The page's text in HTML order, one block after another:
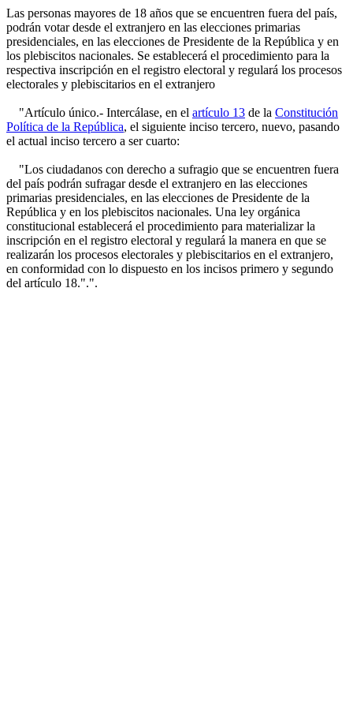
Las personas mayores de 18 años que se encuentren fuera del país,
podrán votar desde el extranjero en las elecciones primarias
presidenciales, en las elecciones de Presidente de la República y en
los plebiscitos nacionales. Se establecerá el procedimiento para la
respectiva inscripción en el registro electoral y regulará los procesos
electorales y plebiscitarios en el extranjero
"Artículo único.- Intercálase, en el artículo 13 de la Constitución
Política de la República, el siguiente inciso tercero, nuevo, pasando
el actual inciso tercero a ser cuarto:
"Los ciudadanos con derecho a sufragio que se encuentren fuera
del país podrán sufragar desde el extranjero en las elecciones
primarias presidenciales, en las elecciones de Presidente de la
República y en los plebiscitos nacionales. Una ley orgánica
constitucional establecerá el procedimiento para materializar la
inscripción en el registro electoral y regulará la manera en que se
realizarán los procesos electorales y plebiscitarios en el extranjero,
en conformidad con lo dispuesto en los incisos primero y segundo
del artículo 18.".".